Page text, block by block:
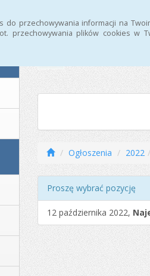
do przechowywania informacji na
przechowywania plików cookies w
Ogłoszenia 2022
Proszę wybrać pozycję
12 października 2022,